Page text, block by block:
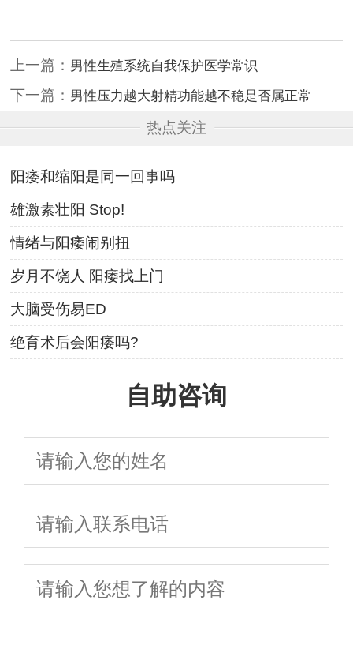
上一篇： 男性生殖系统自我保护医学常识
下一篇： 男性压力越大射精功能越不稳是否属正常
热点关注
阳痿和缩阳是同一回事吗
雄激素壮阳 Stop!
情绪与阳痿闹别扭
岁月不饶人 阳痿找上门
大脑受伤易ED
绝育术后会阳痿吗?
自助咨询